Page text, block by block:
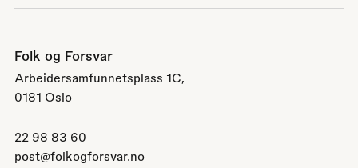
Folk og Forsvar
Arbeidersamfunnetsplass 1C,
0181 Oslo
22 98 83 60
post@folkogforsvar.no